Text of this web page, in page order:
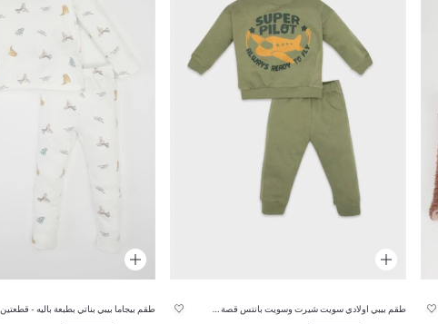
طقم بيجاما بيبي بناتي بطبعة باليه - قطعتين